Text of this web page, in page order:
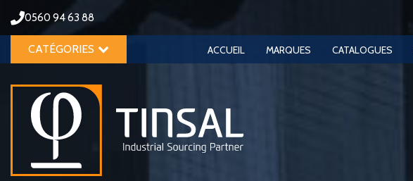
0560 94 63 88
CATÉGORIES ACCUEIL MARQUES CATALOGUES